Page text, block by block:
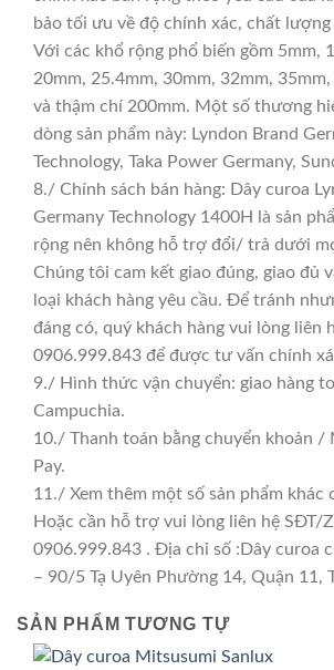
bảo tối ưu về độ chính xác, chất
Với các khổ rộng phổ biến gồm 5mm,
20mm, 25.4mm, 30mm, 32mm,
và thậm chí 200mm. Một số thương
dòng sản phẩm này: Lyndon Brand
Technology, Taka Power Germany,
8./ Chính sách bán hàng: Dây curoa
Germany Technology 1400H là sản
rộng nên không hỗ trợ đổi/ trả dưới
Chúng tôi cam kết giao đúng, giao đủ
loại khách hàng yêu cầu. Để tránh
đáng có, quý khách hàng vui lòng liên
0906.999.843 để được tư vấn chính
9./ Hình thức vận chuyển: giao hàng
Campuchia.
10./ Thanh toán bằng chuyển khoản /
Pay.
11./ Xem thêm một số sản phẩm khác
Hoặc cần hỗ trợ vui lòng liên hệ SĐT/
0906.999.843 . Địa chỉ số :Dây curoa
– 90/5 Tạ Uyên Phường 14, Quận 11,
SẢN PHẨM TƯƠNG TỰ